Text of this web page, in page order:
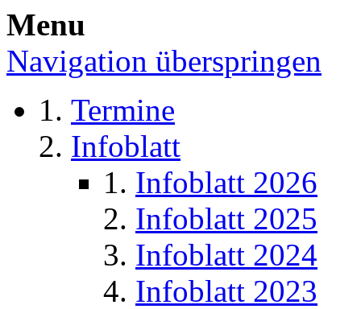
Menu
Navigation überspringen
Termine
Infoblatt
Infoblatt 2026
Infoblatt 2025
Infoblatt 2024
Infoblatt 2023